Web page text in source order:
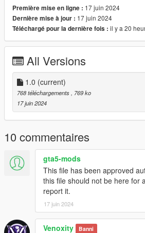
Première mise en ligne : 17 juin 2024
Dernière mise à jour : 17 juin 2024
Téléchargé pour la dernière fois : il y a 20
All Versions
1.0 (current)
768 téléchargements
, 769 ko
17 juin 2024
10 commentaires
gta5-mods
This file has been approved
this file should not be here for
report it.
17 juin 2024
Venoxity Banni